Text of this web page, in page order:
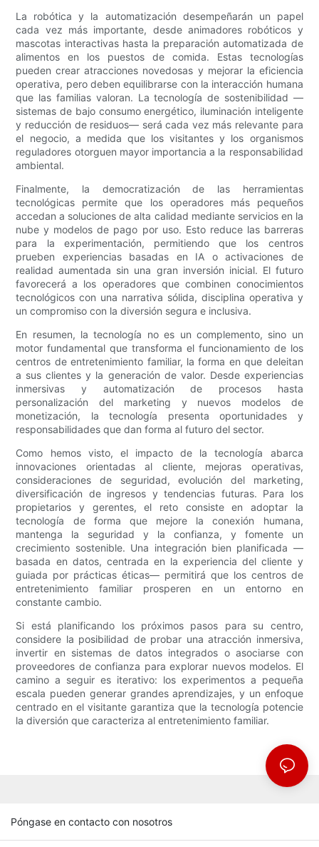
La robótica y la automatización desempeñarán un papel
cada vez más importante, desde animadores robóticos y
mascotas interactivas hasta la preparación automatizada de
alimentos en los puestos de comida. Estas tecnologías
pueden crear atracciones novedosas y mejorar la eficiencia
operativa, pero deben equilibrarse con la interacción humana
que las familias valoran. La tecnología de sostenibilidad —
sistemas de bajo consumo energético, iluminación inteligente
y reducción de residuos— será cada vez más relevante para
el negocio, a medida que los visitantes y los organismos
reguladores otorguen mayor importancia a la responsabilidad
ambiental.
Finalmente, la democratización de las herramientas
tecnológicas permite que los operadores más pequeños
accedan a soluciones de alta calidad mediante servicios en la
nube y modelos de pago por uso. Esto reduce las barreras
para la experimentación, permitiendo que los centros
prueben experiencias basadas en IA o activaciones de
realidad aumentada sin una gran inversión inicial. El futuro
favorecerá a los operadores que combinen conocimientos
tecnológicos con una narrativa sólida, disciplina operativa y
un compromiso con la diversión segura e inclusiva.
En resumen, la tecnología no es un complemento, sino un
motor fundamental que transforma el funcionamiento de los
centros de entretenimiento familiar, la forma en que deleitan
a sus clientes y la generación de valor. Desde experiencias
inmersivas y automatización de procesos hasta
personalización del marketing y nuevos modelos de
monetización, la tecnología presenta oportunidades y
responsabilidades que dan forma al futuro del sector.
Como hemos visto, el impacto de la tecnología abarca
innovaciones orientadas al cliente, mejoras operativas,
consideraciones de seguridad, evolución del marketing,
diversificación de ingresos y tendencias futuras. Para los
propietarios y gerentes, el reto consiste en adoptar la
tecnología de forma que mejore la conexión humana,
mantenga la seguridad y la confianza, y fomente un
crecimiento sostenible. Una integración bien planificada —
basada en datos, centrada en la experiencia del cliente y
guiada por prácticas éticas— permitirá que los centros de
entretenimiento familiar prosperen en un entorno en
constante cambio.
Si está planificando los próximos pasos para su centro,
considere la posibilidad de probar una atracción inmersiva,
invertir en sistemas de datos integrados o asociarse con
proveedores de confianza para explorar nuevos modelos. El
camino a seguir es iterativo: los experimentos a pequeña
escala pueden generar grandes aprendizajes, y un enfoque
centrado en el visitante garantiza que la tecnología potencie
la diversión que caracteriza al entretenimiento familiar.
Póngase en contacto con nosotros